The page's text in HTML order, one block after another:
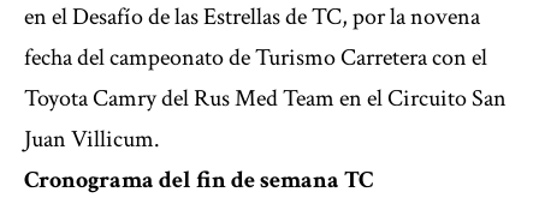
en el Desafío de las Estrellas de TC, por la novena
fecha del campeonato de Turismo Carretera con el
Toyota Camry del Rus Med Team en el Circuito San
Juan Villicum.
Cronograma del fin de semana TC